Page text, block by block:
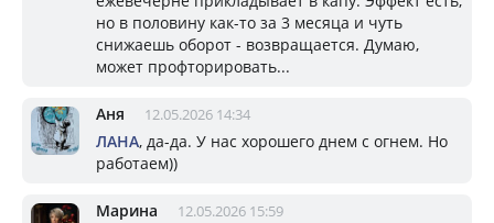
но в половину как-то за 3 месяца и чуть
снижаешь оборот - возвращается. Думаю,
может профторировать...
Аня 12.05.2026 14:34
ЛАНА, да-да. У нас хорошего днем с огнем. Но
работаем))
Марина 12.05.2026 15:59